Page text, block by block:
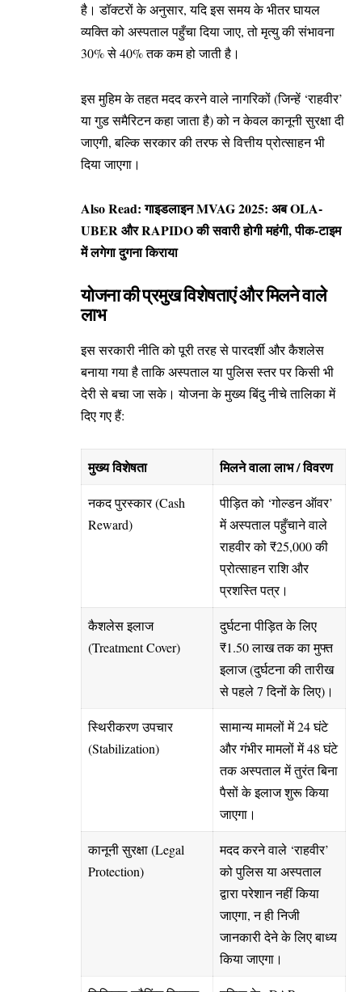
है। डॉक्टरों के अनुसार, यदि इस समय के भीतर घायल
व्यक्ति को अस्पताल पहुँचा दिया जाए, तो मृत्यु की संभावना
30% से 40% तक कम हो जाती है।
इस मुहिम के तहत मदद करने वाले नागरिकों (जिन्हें ‘राहवीर’
या गुड समैरिटन कहा जाता है) को न केवल कानूनी सुरक्षा दी
जाएगी, बल्कि सरकार की तरफ से वित्तीय प्रोत्साहन भी
दिया जाएगा।
Also Read:गाइडलाइन MVAG 2025: अब OLA-
UBER और RAPIDO की सवारी होगी महंगी, पीक-टाइम
में लगेगा दुगना किराया
योजना की प्रमुख विशेषताएं और मिलने वाले
लाभ
इस सरकारी नीति को पूरी तरह से पारदर्शी और कैशलेस
बनाया गया है ताकि अस्पताल या पुलिस स्तर पर किसी भी
देरी से बचा जा सके। योजना के मुख्य बिंदु नीचे तालिका में
दिए गए हैं:
मुख्य विशेषता मिलने वाला लाभ / विवरण
नकद पुरस्कार (Cash
Reward)
पीड़ित को ‘गोल्डन ऑवर’
में अस्पताल पहुँचाने वाले
राहवीर को ₹25,000 की
प्रोत्साहन राशि और
प्रशस्ति पत्र।
कैशलेस इलाज
(Treatment Cover)
दुर्घटना पीड़ित के लिए
₹1.50 लाख तक का मुफ्त
इलाज (दुर्घटना की तारीख
से पहले 7 दिनों के लिए)।
स्थिरीकरण उपचार
(Stabilization)
सामान्य मामलों में 24 घंटे
और गंभीर मामलों में 48 घंटे
तक अस्पताल में तुरंत बिना
पैसों के इलाज शुरू किया
जाएगा।
कानूनी सुरक्षा (Legal
Protection)
मदद करने वाले ‘राहवीर’
को पुलिस या अस्पताल
द्वारा परेशान नहीं किया
जाएगा, न ही निजी
जानकारी देने के लिए बाध्य
किया जाएगा।